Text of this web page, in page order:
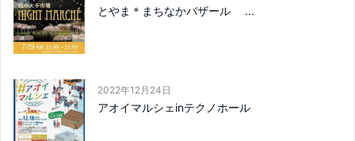
とやま＊まちなかバザール ...
2022年12月24日
アオイマルシェinテクノホール